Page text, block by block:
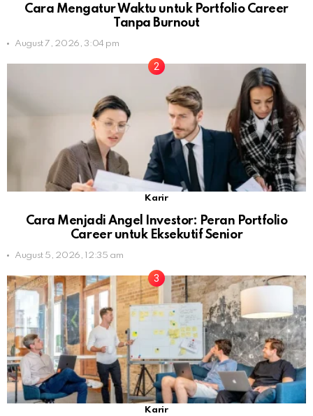
Cara Mengatur Waktu untuk Portfolio Career
Tanpa Burnout
August 7, 2026, 3:04 pm
Karir
Cara Menjadi Angel Investor: Peran Portfolio
Career untuk Eksekutif Senior
August 5, 2026, 12:35 am
Karir